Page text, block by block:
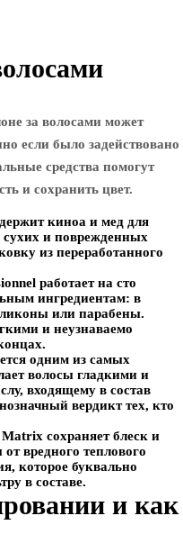
за волосами может
если было задействовано
средства помогут
и сохранить цвет.
киноа и мед для
сухих и поврежденных
из переработанного
работает на сто
ингредиентам: в
или парабены.
и неузнаваемо
одним из самых
волосы гладкими и
входящему в состав
вердикт тех, кто
сохраняет блеск и
вредного теплового
которое буквально
в составе.
и как